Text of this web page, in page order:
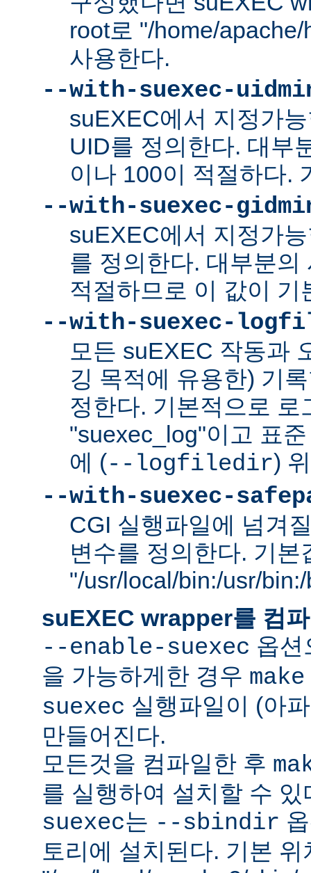
root로 "/home/
사용한다.
--with-suexec-
suEXEC에서 지정가
UID를 정의한다. 대부
이나 100이 적절하다.
--with-suexec-
suEXEC에서 지정가
를 정의한다. 대부분의
적절하므로 이 값이 기
--with-suexec-
모든 suEXEC 작동과
깅 목적에 유용한) 기
정한다. 기본적으로 로
"suexec_log"이고 표
에 (--logfiledir)
--with-suexec-
CGI 실행파일에 넘겨
변수를 정의한다. 기본
"/usr/local/bin:/usr/
suEXEC wrapper를 컴
--enable-suexec 옵션
을 가능하게한 경우 make
suexec 실행파일이 (아
만들어진다.
모든것을 컴파일한 후
를 실행하여 설치할 수
suexec는 --sbindir
토리에 설치된다. 기본 위